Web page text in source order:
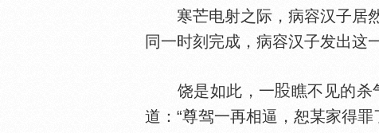
寒芒电射之际，病容汉子居然
同一时刻完成，病容汉子发出这
饶是如此，一
瞧不见的杀
道：“尊驾一再相逼，恕某家得罪